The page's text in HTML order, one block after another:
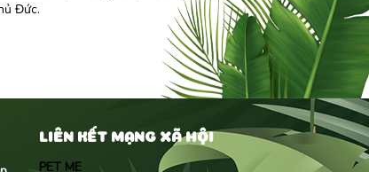
Đức.
LIÊN KẾT MẠNG XÃ HỘI
PET ME